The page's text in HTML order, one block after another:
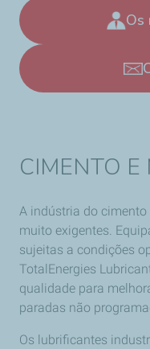
Os
CIMENTO E
A indústria do
muito exigentes.
sujeitas a condições
TotalEnergies
qualidade para
paradas não
Os lubrificantes